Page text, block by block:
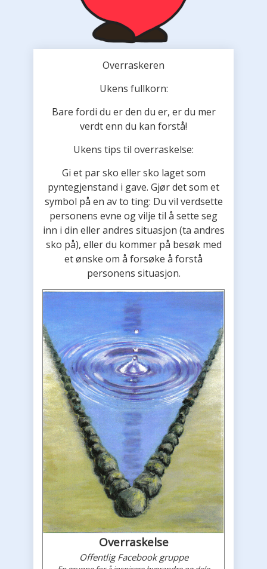
Overraskeren
Ukens fullkorn:
Bare fordi du er den du er, er du mer
verdt enn du kan forstå!
Ukens tips til overraskelse:
Gi et par sko eller sko laget som
pyntegjenstand i gave. Gjør det som et
symbol på en av to ting: Du vil verdsette
personens evne og vilje til å sette seg
inn i din eller andres situasjon (ta andres
sko på), eller du kommer på besøk med
et ønske om å forsøke å forstå
personens situasjon.
Overraskelse
Offentlig Facebook gruppe